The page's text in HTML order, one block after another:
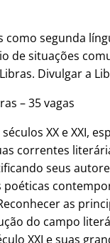
segunda
de situações
Divulgar a
– 35 vagas
XX e XXI,
correntes
seus
as
do campo
XXI e suas